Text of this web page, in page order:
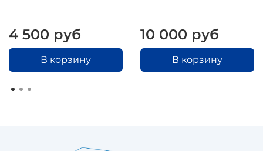
4 500 руб
В корзину
10 000 руб
В корзину